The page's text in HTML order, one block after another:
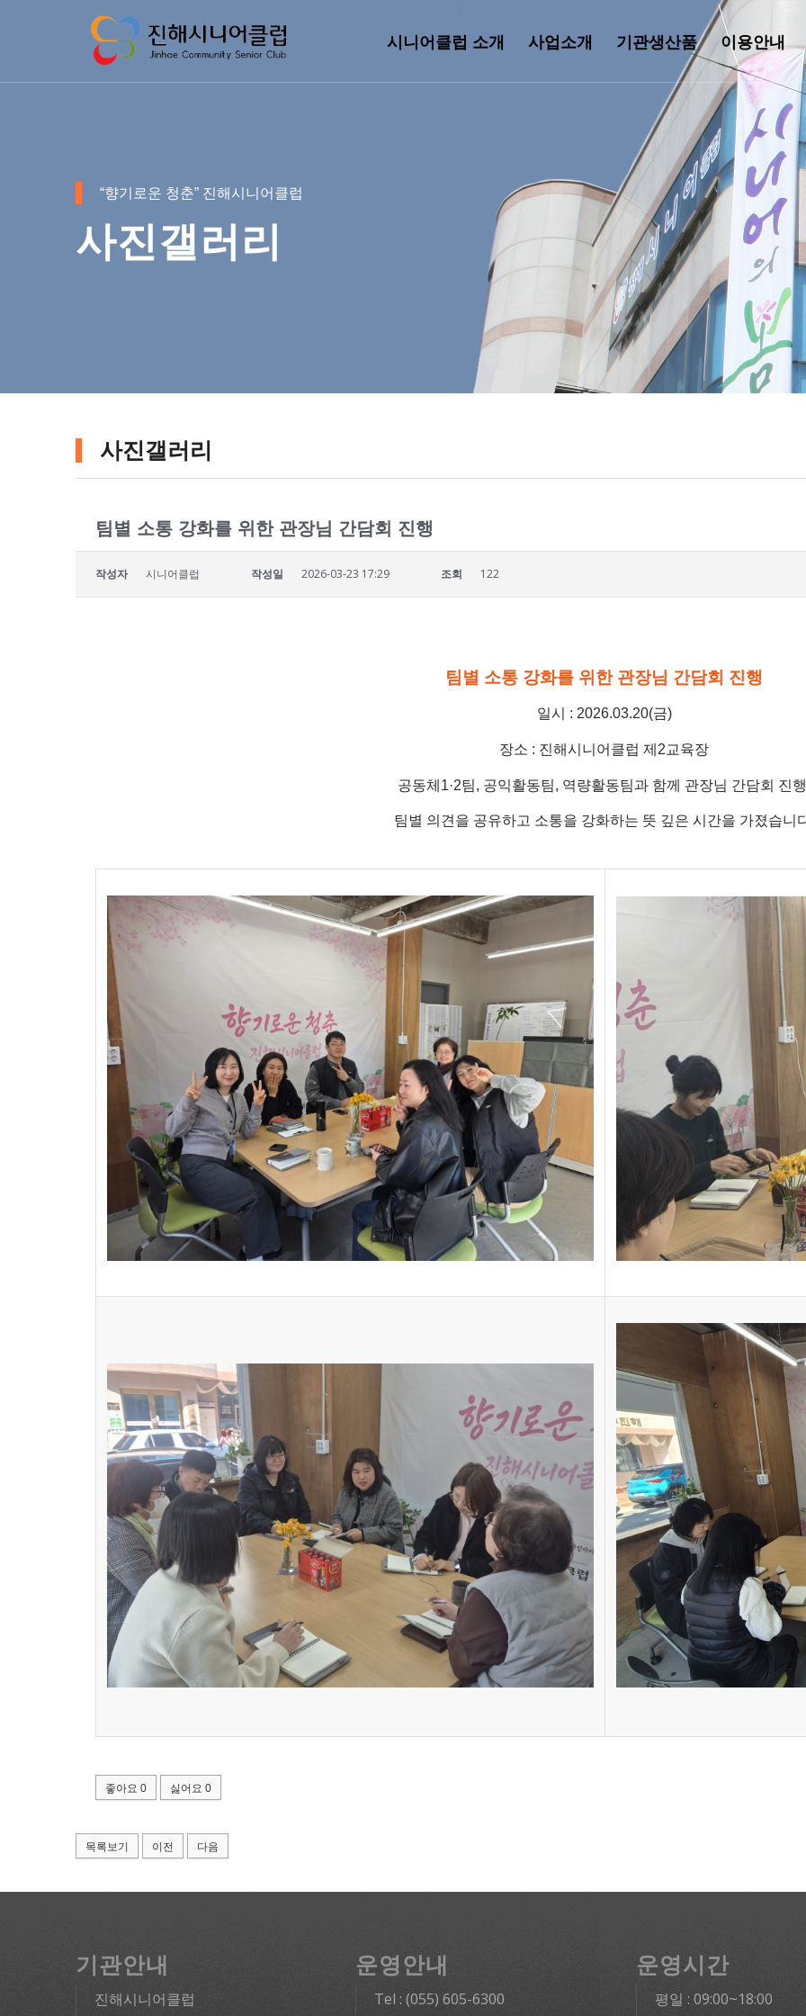
시니어클럽 소개 사업소개 기관생산품 이용안내
“향기로운 청춘” 진해시니어클럽
사진갤러리
사진갤러리
팀별 소통 강화를 위한 관장님 간담회 진행
작성자 시니어클럽 작성일 2026-03-23 17:29 조회 122
팀별 소통 강화를 위한 관장님 간담회 진행
일시 : 2026.03.20(금)
장소 : 진해시니어클럽 제2교육장
공동체1·2팀, 공익활동팀, 역량활동팀과 함께 관장님 간담회 진
팀별 의견을 공유하고 소통을 강화하는 뜻 깊은 시간을 가졌습니
좋아요 0 싫어요 0
목록보기 이전 다음
기관안내
진해시니어클럽
운영안내
Tel : (055) 605-6300
운영시간
평일 : 09:00~18:00